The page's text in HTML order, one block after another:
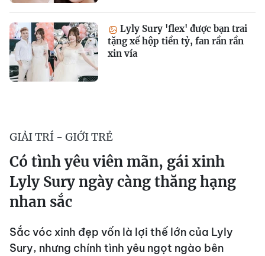
Lyly Sury 'flex' được bạn trai
tặng xế hộp tiền tỷ, fan rần rần
xin vía
GIẢI TRÍ - GIỚI TRẺ
Có tình yêu viên mãn, gái xinh
Lyly Sury ngày càng thăng hạng
nhan sắc
Sắc vóc xinh đẹp vốn là lợi thế lớn của Lyly
Sury, nhưng chính tình yêu ngọt ngào bên